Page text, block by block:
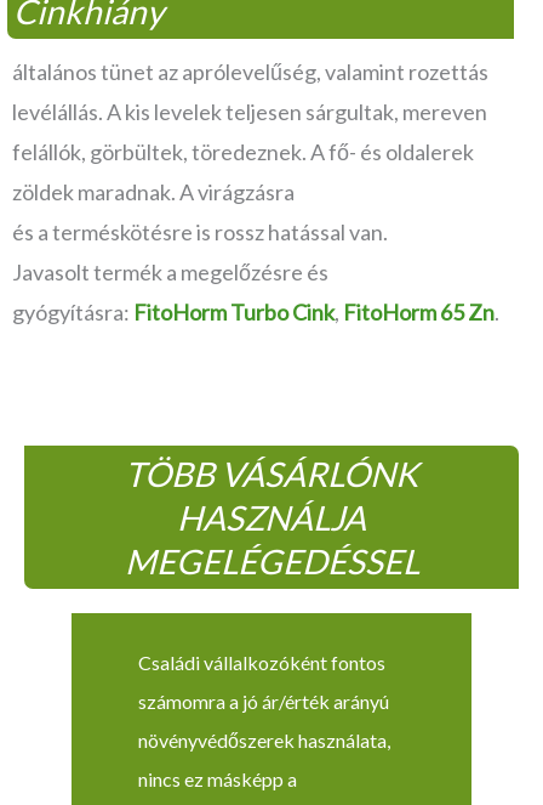
Cinkhiány
általános tünet az aprólevelűség, valamint rozettás
levélállás. A kis levelek teljesen sárgultak, mereven
felállók, görbültek, töredeznek. A fő- és oldalerek
zöldek maradnak. A virágzásra
és a terméskötésre is rossz hatással van.
Javasolt termék a megelőzésre és
gyógyításra: FitoHorm Turbo Cink, FitoHorm 65 Zn.
TÖBB VÁSÁRLÓNK
HASZNÁLJA
MEGELÉGEDÉSSEL
Családi vállalkozóként fontos
számomra a jó ár/érték arányú
növényvédőszerek használata,
nincs ez másképp a